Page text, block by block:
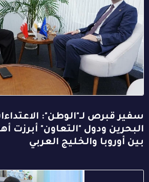
سفير قبرص لـ"الوطن":
البحرين ودول "التعاون" أبرزت
بين أوروبا والخليج العربي